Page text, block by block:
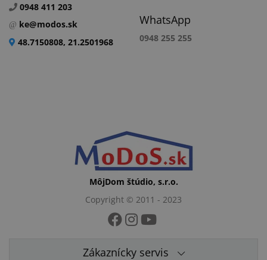
0948 411 203
ke@modos.sk
48.7150808, 21.2501968
WhatsApp
0948 255 255
MôjDom štúdio, s.r.o.
Copyright © 2011 - 2023
Zákaznícky servis